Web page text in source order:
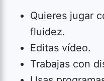
Quieres jugar
fluidez.
Editas vídeo.
Trabajas con